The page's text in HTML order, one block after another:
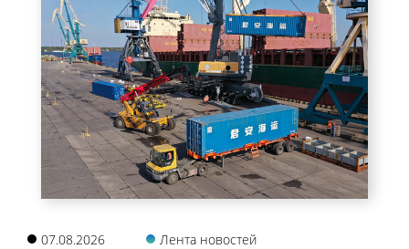
07.08.2026 Лента новостей